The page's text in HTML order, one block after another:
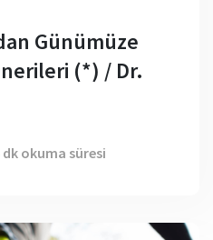
Günümüze
(*) / Dr.
dk okuma süresi